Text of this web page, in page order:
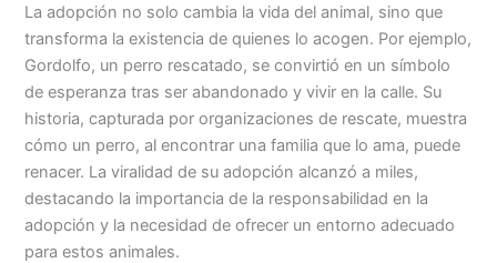
La adopción no solo cambia la vida del animal, sino que
transforma la existencia de quienes lo acogen. Por ejemplo,
Gordolfo, un perro rescatado, se convirtió en un símbolo
de esperanza tras ser abandonado y vivir en la calle. Su
historia, capturada por organizaciones de rescate, muestra
cómo un perro, al encontrar una familia que lo ama, puede
renacer. La viralidad de su adopción alcanzó a miles,
destacando la importancia de la responsabilidad en la
adopción y la necesidad de ofrecer un entorno adecuado
para estos animales.